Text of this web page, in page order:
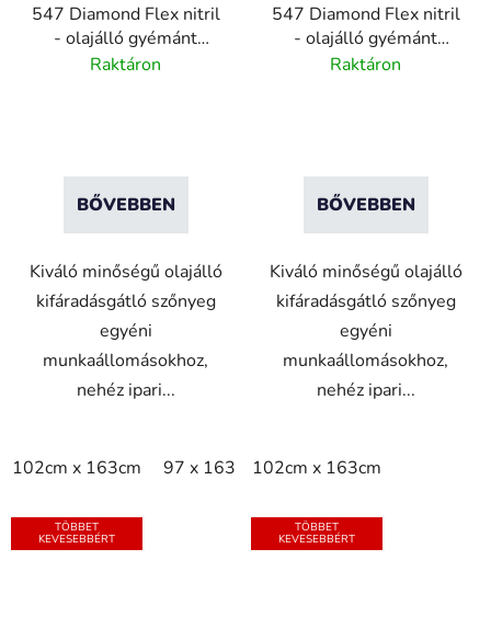
547 Diamond Flex nitril
- olajálló gyémánt
mintás fáradtsággátló
Raktáron
BŐVEBBEN
Kiváló minőségű olajálló
kifáradásgátló szőnyeg
egyéni
munkaállomásokhoz,
nehéz ipari...
102cm x 163cm 97 x 163 cm
547 Diamond Flex nitril
- olajálló gyémánt
mintás fáradtsággátló
Raktáron
BŐVEBBEN
Kiváló minőségű olajálló
kifáradásgátló szőnyeg
egyéni
munkaállomásokhoz,
nehéz ipari...
102cm x 163cm
TÖBBET
KEVESEBBÉRT
TÖBBET
KEVESEBBÉRT